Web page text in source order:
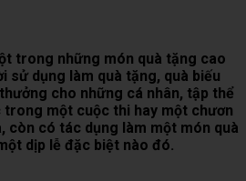
trong những món quà tặng cao
sử dụng làm quà tặng, quà biếu
cho những cá nhân, tập thể
một cuộc thi hay một chươn
còn có tác dụng làm một món quà
dịp lễ đặc biệt nào đó.